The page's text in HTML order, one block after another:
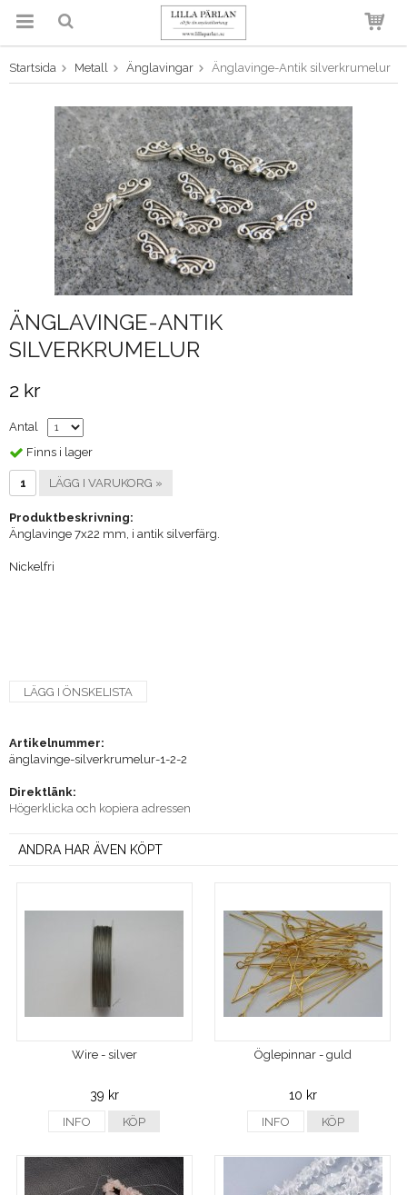
Produkten har blivit tillagd i
varukorgen
Startsida Metall Änglavingar Änglavinge-Antik silverkrumelur
ÄNGLAVINGE-ANTIK
SILVERKRUMELUR
2 kr
Antal
Finns i lager
LÄGG I VARUKORG »
Produktbeskrivning:
Änglavinge 7x22 mm, i antik silverfärg.
Nickelfri
LÄGG I ÖNSKELISTA
Artikelnummer:
änglavinge-silverkrumelur-1-2-2
Direktlänk:
Högerklicka och kopiera adressen
ANDRA HAR ÄVEN KÖPT
Wire - silver
39 kr
INFO KÖP
Öglepinnar - guld
10 kr
INFO KÖP